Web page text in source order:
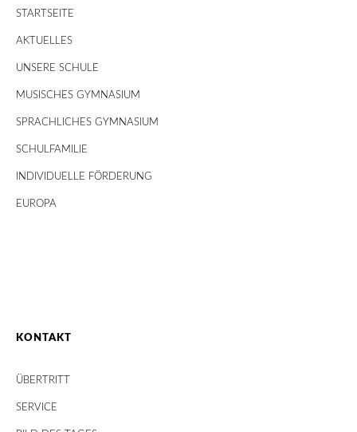
STARTSEITE
AKTUELLES
UNSERE SCHULE
MUSISCHES GYMNASIUM
SPRACHLICHES GYMNASIUM
SCHULFAMILIE
INDIVIDUELLE FÖRDERUNG
EUROPA
KONTAKT
ÜBERTRITT
SERVICE